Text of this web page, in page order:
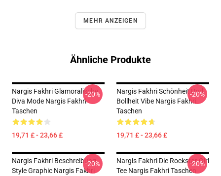
MEHR ANZEIGEN
Ähnliche Produkte
Nargis Fakhri Glamoralische
Diva Mode Nargis Fakhri
Taschen
19,71 £ - 23,66 £
-20%
Nargis Fakhri Schönheit Und
Bollheit Vibe Nargis Fakhri
Taschen
19,71 £ - 23,66 £
-20%
Nargis Fakhri Beschreibung
Style Graphic Nargis Fakhri
-20%
Nargis Fakhri Die Rockstar Girl
Tee Nargis Fakhri Taschen
-20%